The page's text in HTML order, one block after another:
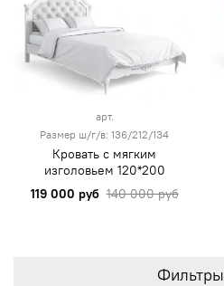
арт.
Размер ш/г/в: 136/212/134
Кровать с мягким
изголовьем 120*200
119 000 руб 140 000 руб
Фильтры